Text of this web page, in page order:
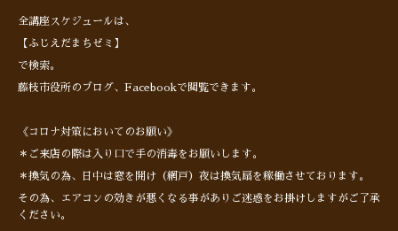
全講座スケジュールは、
【ふじえだまちゼミ】
で検索。
藤枝市役所のブログ、Facebookで閲覧できます。
《コロナ対策においてのお願い》
＊ご来店の際は入り口で手の消毒をお願いします。
＊換気の為、日中は窓を開け（網戸）夜は換気扇を稼働させております。
その為、エアコンの効きが悪くなる事がありご迷惑をお掛けしますがご了承
ください。